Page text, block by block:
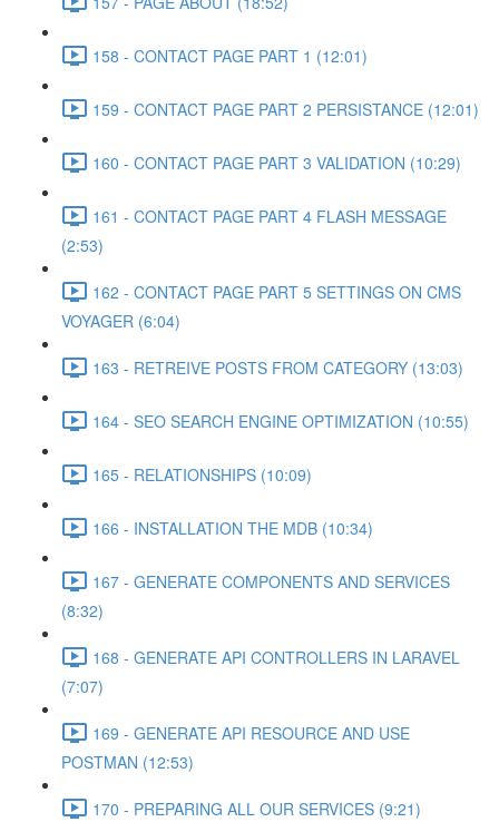
158 - CONTACT PAGE PART 1 (12:01)
159 - CONTACT PAGE PART 2 PERSISTANCE (12:01)
160 - CONTACT PAGE PART 3 VALIDATION (10:29)
161 - CONTACT PAGE PART 4 FLASH MESSAGE
(2:53)
162 - CONTACT PAGE PART 5 SETTINGS ON CMS
VOYAGER (6:04)
163 - RETREIVE POSTS FROM CATEGORY (13:03)
164 - SEO SEARCH ENGINE OPTIMIZATION (10:55)
165 - RELATIONSHIPS (10:09)
166 - INSTALLATION THE MDB (10:34)
167 - GENERATE COMPONENTS AND SERVICES
(8:32)
168 - GENERATE API CONTROLLERS IN LARAVEL
(7:07)
169 - GENERATE API RESOURCE AND USE
POSTMAN (12:53)
170 - PREPARING ALL OUR SERVICES (9:21)